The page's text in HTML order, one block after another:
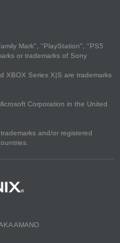
Mark", "PlayStation", "PS5
or trademarks of Sony
XBOX Series X|S are trademarks
Corporation in the United
and/or registered
AMANO